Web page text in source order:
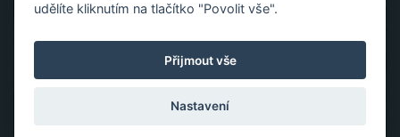
udělíte kliknutím na tlačítko "Povolit vše".
Přijmout vše
Nastavení